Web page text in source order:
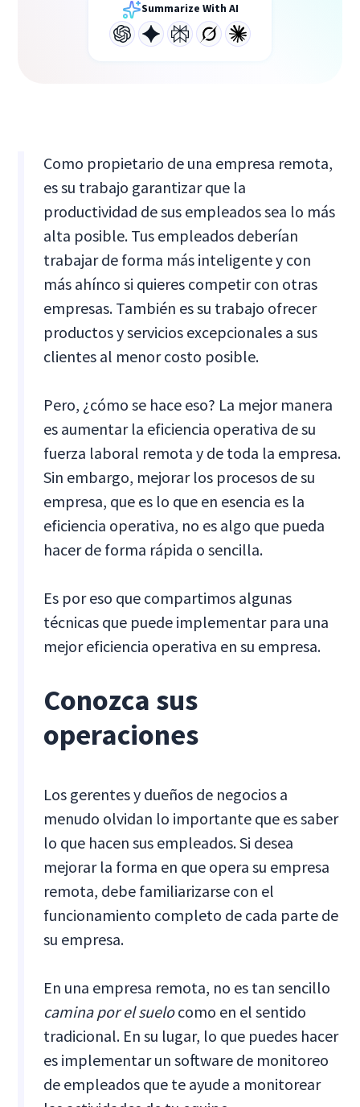
Summarize With AI
Como propietario de una empresa remota,
es su trabajo garantizar que la
productividad de sus empleados sea lo más
alta posible. Tus empleados deberían
trabajar de forma más inteligente y con
más ahínco si quieres competir con otras
empresas. También es su trabajo ofrecer
productos y servicios excepcionales a sus
clientes al menor costo posible.
Pero, ¿cómo se hace eso? La mejor manera
es aumentar la eficiencia operativa de su
fuerza laboral remota y de toda la empresa.
Sin embargo, mejorar los procesos de su
empresa, que es lo que en esencia es la
eficiencia operativa, no es algo que pueda
hacer de forma rápida o sencilla.
Es por eso que compartimos algunas
técnicas que puede implementar para una
mejor eficiencia operativa en su empresa.
Conozca sus
operaciones
Los gerentes y dueños de negocios a
menudo olvidan lo importante que es saber
lo que hacen sus empleados. Si desea
mejorar la forma en que opera su empresa
remota, debe familiarizarse con el
funcionamiento completo de cada parte de
su empresa.
En una empresa remota, no es tan sencillo
camina por el suelocomo en el sentido
tradicional. En su lugar, lo que puedes hacer
es implementar un software de monitoreo
de empleados que te ayude a monitorear